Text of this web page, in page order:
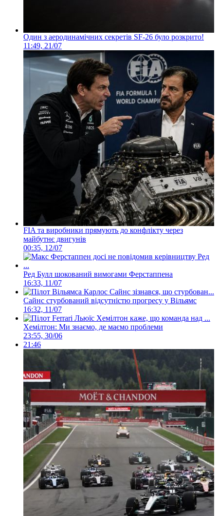
Один з аеродинамічних секретів SF-26 було розкрито!
11:49, 21/07
FIA та виробники прямують до конфлікту через
майбутнє двигунів
00:35, 12/07
Ред Булл шокований вимогами Ферстаппена
16:33, 11/07
Сайнс стурбований відсутністю прогресу у Вільямс
16:32, 11/07
Хемілтон: Ми знаємо, де маємо проблеми
23:55, 30/06
21:46